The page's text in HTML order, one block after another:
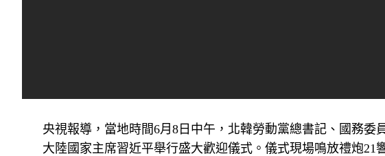
央視報導，當地時間6月8日中午，北韓勞動黨總書記、國務委
大陸國家主席習近平舉行盛大歡迎儀式。儀式現場鳴放禮炮